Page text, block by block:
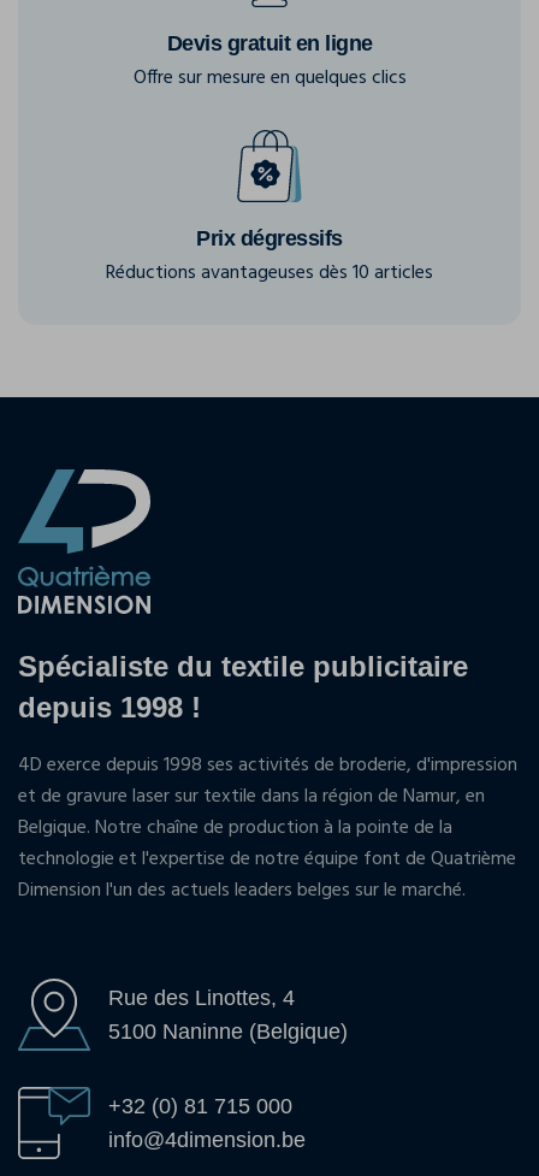
Devis gratuit en ligne
Offre sur mesure en quelques clics
Prix dégressifs
Réductions avantageuses dès 10 articles
Spécialiste du textile publicitaire
depuis 1998 !
4D exerce depuis 1998 ses activités de broderie, d'impression
et de gravure laser sur textile dans la région de Namur, en
Belgique. Notre chaîne de production à la pointe de la
technologie et l'expertise de notre équipe font de Quatrième
Dimension l'un des actuels leaders belges sur le marché.
Rue des Linottes, 4
5100 Naninne (Belgique)
+32 (0) 81 715 000
info@4dimension.be